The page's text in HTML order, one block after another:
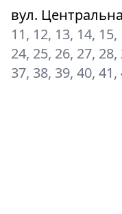
вул. Центральна
11, 12, 13, 14,
24, 25, 26, 27,
37, 38, 39, 40,